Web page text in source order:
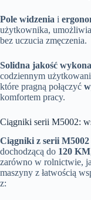
Pole widzenia i
użytkownika,
bez uczucia zmęczenia.
Solidna jakość
codziennym
które pragną połączyć
komfortem pracy.
Ciągniki serii M5002:
Ciągniki z serii M5002
dochodzącą do 120 KM
zarówno w rolnictwie,
maszyny z łatwością
z: